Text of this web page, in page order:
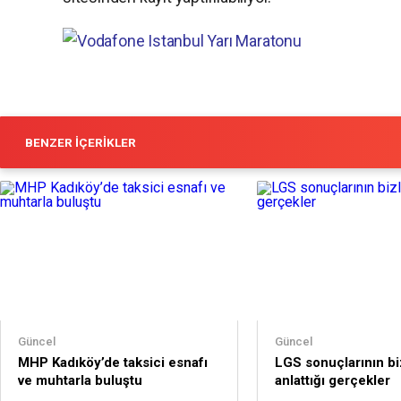
BENZER İÇERIKLER
Güncel
MHP Kadıköy’de taksici esnafı
ve muhtarla buluştu
Güncel
LGS sonuçlarının
anlattığı gerçekler